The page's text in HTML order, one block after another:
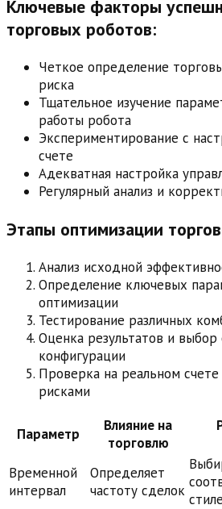
Ключевые факторы
торговых роботов:
Четкое определение
риска
Тщательное изучение
работы робота
Экспериментирование с
счете
Адекватная настройка
Регулярный анализ и
Этапы оптимизации
Анализ исходной
Определение ключевых
оптимизации
Тестирование различных
Оценка результатов и выбор
конфигурации
Проверка на реальном
рисками
Параметр
Влияние на
торговлю
Временной
интервал
Определяет
частоту сделок